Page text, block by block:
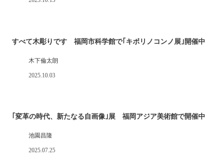
すべて木彫りです 福岡市科学館で｢キボリノコンノ展｣開催中
木下倫太朗
2025.10.03
｢変革の時代、新たなる自画像｣展 福岡アジア美術館で開催中
池園昌隆
2025.07.25